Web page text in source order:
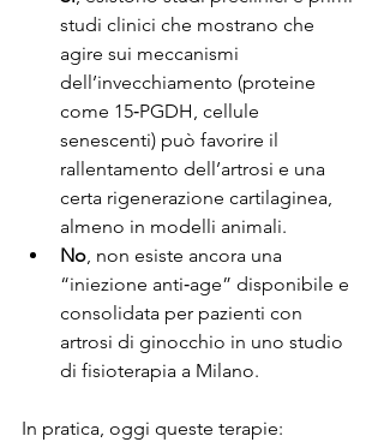
studi clinici che mostrano che
agire sui meccanismi
dell’invecchiamento (proteine
come 15‑PGDH, cellule
senescenti) può favorire il
rallentamento dell’artrosi e una
certa rigenerazione cartilaginea,
almeno in modelli animali.
No , non esiste ancora una
“iniezione anti‑age” disponibile e
consolidata per pazienti con
artrosi di ginocchio in uno studio
di fisioterapia a Milano.
In pratica, oggi queste terapie: